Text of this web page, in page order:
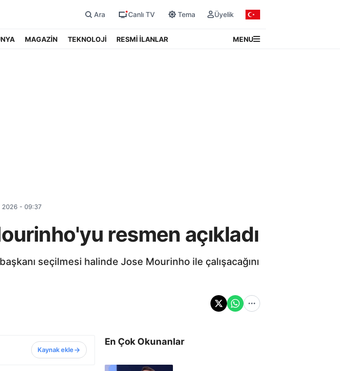
Ara Canlı TV Tema Üyelik
MAGAZİN TEKNOLOJİ RESMİ İLANLAR MENU
2026 - 09:37
resmen açıkladı
seçilmesi halinde Jose Mourinho ile çalışacağını
Kaynak ekle
En Çok Okunanlar